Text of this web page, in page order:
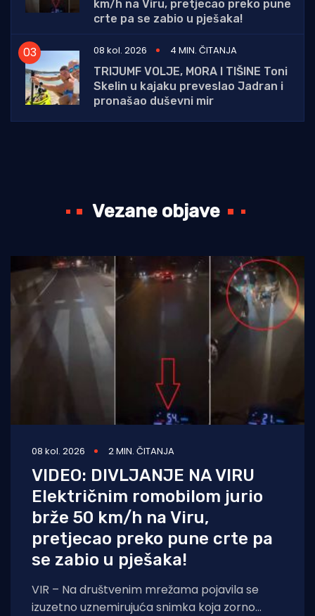
km/h na Viru, pretjecao preko pune
crte pa se zabio u pješaka!
08 kol. 2026
4 MIN. ČITANJA
TRIJUMF VOLJE, MORA I TIŠINE Toni
Skelin u kajaku preveslao Jadran i
pronašao duševni mir
Vezane objave
08 kol. 2026 2 MIN. ČITANJA
VIDEO: DIVLJANJE NA VIRU
Električnim romobilom jurio
brže 50 km/h na Viru,
pretjecao preko pune crte pa
se zabio u pješaka!
VIR – Na društvenim mrežama pojavila se
izuzetno uznemirujuća snimka koja zorno